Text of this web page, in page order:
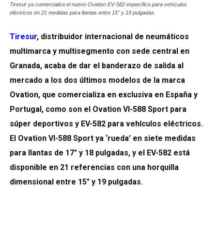
Tiresur ya comercializa el nuevo Ovation EV-582 específico para vehículos
eléctricos en 21 medidas para llantas entre 15" y 19 pulgadas.
Tiresur, distribuidor internacional de neumáticos
multimarca y multisegmento con sede central en
Granada, acaba de dar el banderazo de salida al
mercado a los dos últimos modelos de la marca
Ovation, que comercializa en exclusiva en España y
Portugal, como son el Ovation VI-588 Sport para
súper deportivos y EV-582 para vehículos eléctricos.
El Ovation VI-588 Sport ya ‘rueda’ en siete medidas
para llantas de 17″ y 18 pulgadas, y el EV-582 está
disponible en 21 referencias con una horquilla
dimensional entre 15″ y 19 pulgadas.